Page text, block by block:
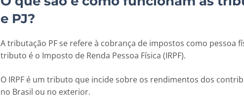
e PJ?
A tributação PF se refere à cobrança de impostos como pessoa
tributo é o Imposto de Renda Pessoa Física (IRPF).
O IRPF é um tributo que incide sobre os rendimentos dos
no Brasil ou no exterior.